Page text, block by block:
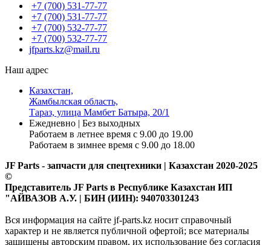
+7 (700) 531-77-77
+7 (700) 531-77-77
+7 (700) 532-77-77
+7 (700) 532-77-77
jfparts.kz@mail.ru
Наш адрес
Казахстан,
Жамбылская область,
Тараз, улица Мамбет Батыра, 20/1
Ежедневно | Без выходных
Работаем в летнее время с 9.00 до 19.00
Работаем в зимнее время с 9.00 до 18.00
JF Parts - запчасти для спецтехники | Казахстан 2020-2025
©
Представитель JF Parts в Республике Казахстан ИП
"АЙВАЗОВ А.У. | БИН (ИИН): 940703301243
Вся информация на сайте jf-parts.kz носит справочный
характер и не является публичной офертой; все материалы
защищены авторским правом, их использование без согласия